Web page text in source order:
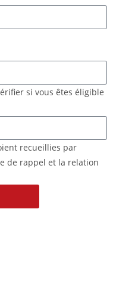
si vous êtes éligible
recueillies par
de rappel et la relation